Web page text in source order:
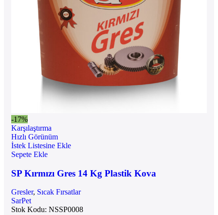
-17%
Karşılaştırma
Hızlı Görünüm
İstek Listesine Ekle
Sepete Ekle
SP Kırmızı Gres 14 Kg Plastik Kova
Gresler, Sıcak Fırsatlar
SarPet
Stok Kodu: NSSP0008